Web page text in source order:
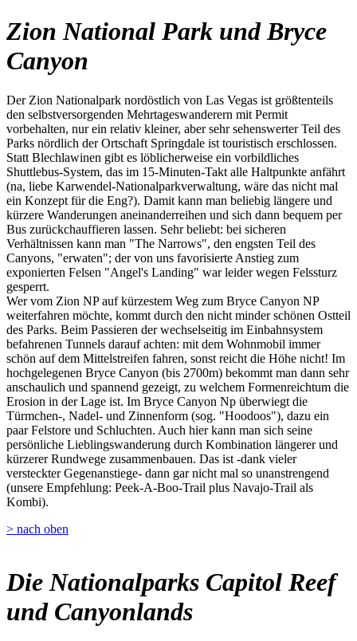
Zion National Park und Bryce
Canyon
Der Zion Nationalpark nordöstlich von Las Vegas ist größtenteils
den selbstversorgenden Mehrtageswanderern mit Permit
vorbehalten, nur ein relativ kleiner, aber sehr sehenswerter Teil des
Parks nördlich der Ortschaft Springdale ist touristisch erschlossen.
Statt Blechlawinen gibt es löblicherweise ein vorbildliches
Shuttlebus-System, das im 15-Minuten-Takt alle Haltpunkte anfährt
(na, liebe Karwendel-Nationalparkverwaltung, wäre das nicht mal
ein Konzept für die Eng?). Damit kann man beliebig längere und
kürzere Wanderungen aneinanderreihen und sich dann bequem per
Bus zurückchauffieren lassen. Sehr beliebt: bei sicheren
Verhältnissen kann man "The Narrows", den engsten Teil des
Canyons, "erwaten"; der von uns favorisierte Anstieg zum
exponierten Felsen "Angel's Landing" war leider wegen Felssturz
gesperrt.
Wer vom Zion NP auf kürzestem Weg zum Bryce Canyon NP
weiterfahren möchte, kommt durch den nicht minder schönen Ostteil
des Parks. Beim Passieren der wechselseitig im Einbahnsystem
befahrenen Tunnels darauf achten: mit dem Wohnmobil immer
schön auf dem Mittelstreifen fahren, sonst reicht die Höhe nicht! Im
hochgelegenen Bryce Canyon (bis 2700m) bekommt man dann sehr
anschaulich und spannend gezeigt, zu welchem Formenreichtum die
Erosion in der Lage ist. Im Bryce Canyon Np überwiegt die
Türmchen-, Nadel- und Zinnenform (sog. "Hoodoos"), dazu ein
paar Felstore und Schluchten. Auch hier kann man sich seine
persönliche Lieblingswanderung durch Kombination längerer und
kürzerer Rundwege zusammenbauen. Das ist -dank vieler
versteckter Gegenanstiege- dann gar nicht mal so unanstrengend
(unsere Empfehlung: Peek-A-Boo-Trail plus Navajo-Trail als
Kombi).
> nach oben
Die Nationalparks Capitol Reef
und Canyonlands